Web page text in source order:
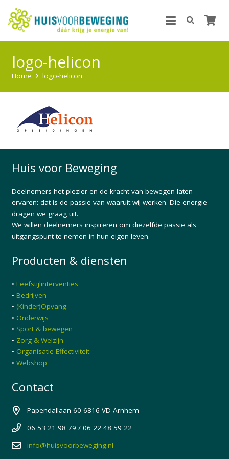
logo-helicon
Home logo-helicon
Huis voor Beweging
Deelnemers het plezier en de kracht van bewegen laten
ervaren: dat is de passie van waaruit wij werken. Die energie
dragen we graag uit.
We willen deelnemers inspireren om diezelfde passie als
uitgangspunt te nemen in hun eigen leven.
Producten & diensten
• Leefstijlinterventies
• Bedrijven
• (Kinder)Opvang
• Onderwijs
• Sport & bewegen
• Zorg & Welzijn
• Organisatie Effectiviteit
• Webshop
Contact
Papendallaan 60 6816 VD Arnhem
06 53 21 98 79 / 06 22 48 59 22
info@huisvoorbeweging.nl